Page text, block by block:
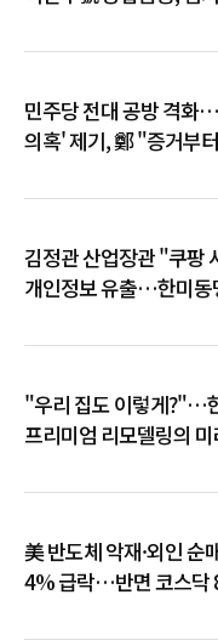
민주당 전대 공방 격화
의혹' 제기, 鄭 "증거부
김정관 산업장관 "쿠팡
개인정보 유출…한미동
"우리 집도 이렇게?"…
프리미엄 리모델링의
美 반도체 악재·외인 순
4% 급락…반면 코스닥